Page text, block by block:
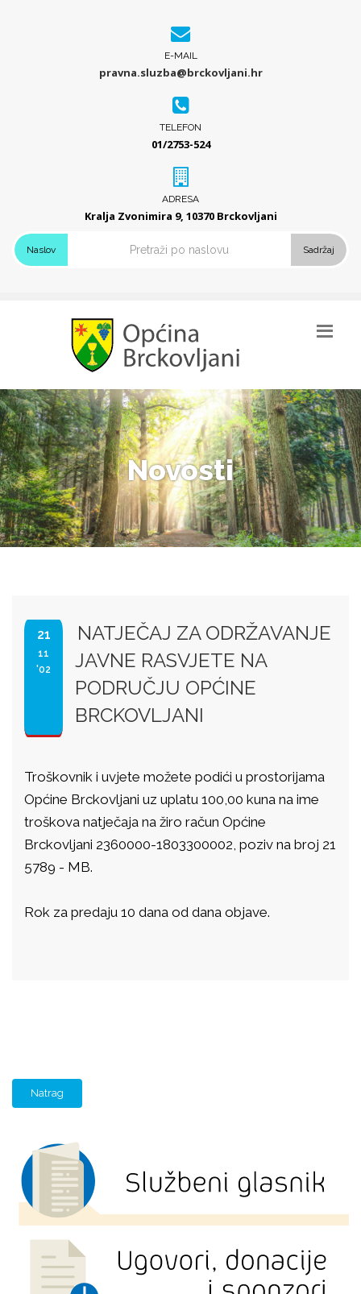
E-MAIL
pravna.sluzba@brckovljani.hr
TELEFON
01/2753-524
ADRESA
Kralja Zvonimira 9, 10370 Brckovljani
Naslov Sadržaj
Novosti
21
11
'02
NATJEČAJ ZA ODRŽAVANJE
JAVNE RASVJETE NA
PODRUČJU OPĆINE
BRCKOVLJANI
Troškovnik i uvjete možete podići u prostorijama
Općine Brckovljani uz uplatu 100,00 kuna na ime
troškova natječaja na žiro račun Općine
Brckovljani 2360000-1803300002, poziv na broj 21
5789 - MB.
Rok za predaju 10 dana od dana objave.
Natrag